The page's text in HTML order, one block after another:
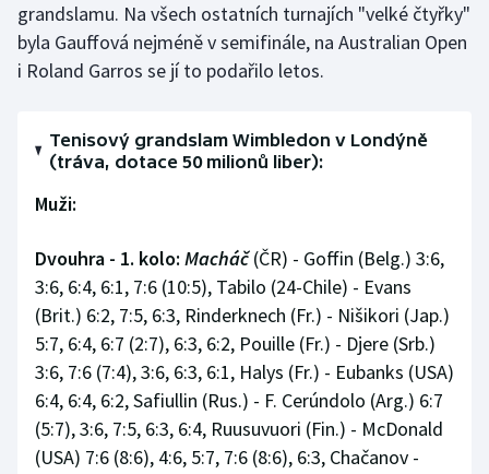
grandslamu. Na všech ostatních turnajích "velké čtyřky"
byla Gauffová nejméně v semifinále, na Australian Open
i Roland Garros se jí to podařilo letos.
Tenisový grandslam Wimbledon v Londýně
(tráva, dotace 50 milionů liber):
Muži:
Dvouhra - 1. kolo: Macháč(ČR) - Goffin (Belg.) 3:6,
3:6, 6:4, 6:1, 7:6 (10:5), Tabilo (24-Chile) - Evans
(Brit.) 6:2, 7:5, 6:3, Rinderknech (Fr.) - Nišikori (Jap.)
5:7, 6:4, 6:7 (2:7), 6:3, 6:2, Pouille (Fr.) - Djere (Srb.)
3:6, 7:6 (7:4), 3:6, 6:3, 6:1, Halys (Fr.) - Eubanks (USA)
6:4, 6:4, 6:2, Safiullin (Rus.) - F. Cerúndolo (Arg.) 6:7
(5:7), 3:6, 7:5, 6:3, 6:4, Ruusuvuori (Fin.) - McDonald
(USA) 7:6 (8:6), 4:6, 5:7, 7:6 (8:6), 6:3, Chačanov -